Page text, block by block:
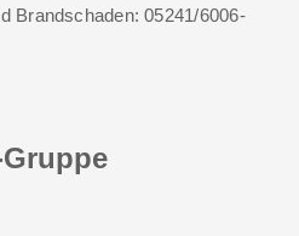
Gruppe
Brandschaden: 05241/6006-